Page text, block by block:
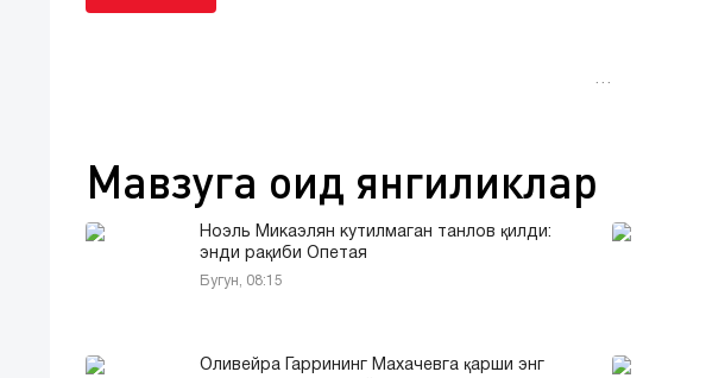
…
Мавзуга оид янгиликлар
Ноэль Микаэлян кутилмаган танлов қилди:
энди рақиби Опетая
Бугун, 08:15
Оливейра Гаррининг Махачевга қарши энг